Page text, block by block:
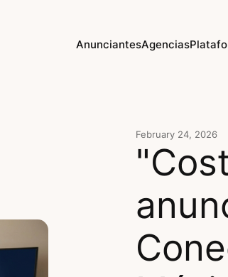
AnunciantesAgencias
February 24, 2026